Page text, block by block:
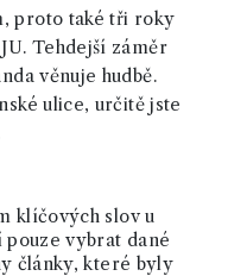
proto také tři roky
Tehdejší záměr
věnuje hudbě.
ulice, určitě jste
klíčových slov u
pouze vybrat dané
články, které byly